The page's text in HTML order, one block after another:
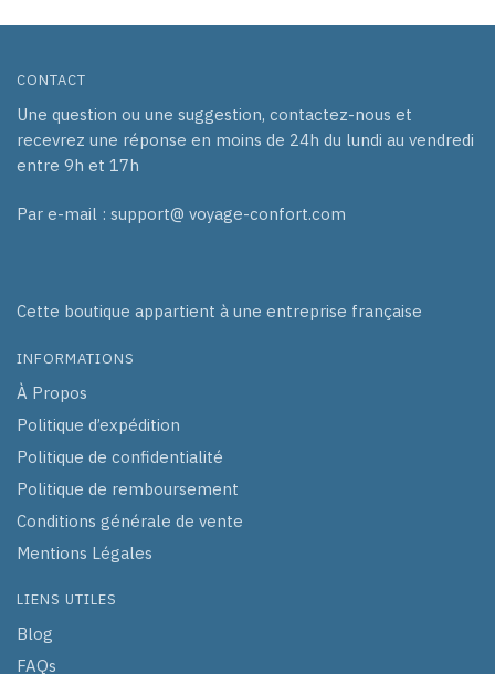
CONTACT
Une question ou une suggestion, contactez-nous et
recevrez une réponse en moins de 24h du lundi au vendredi
entre 9h et 17h
Par e-mail : support@ voyage-confort.com
Cette boutique appartient à une entreprise française
INFORMATIONS
À Propos
Politique d’expédition
Politique de confidentialité
Politique de remboursement
Conditions générale de vente
Mentions Légales
LIENS UTILES
Blog
FAQs